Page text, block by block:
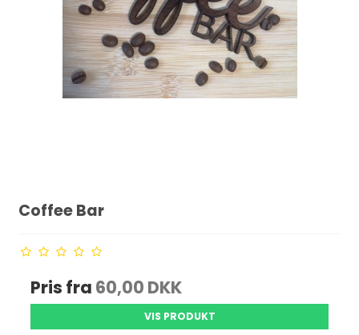
Coffee Bar
Pris fra 60,00 DKK
VIS PRODUKT